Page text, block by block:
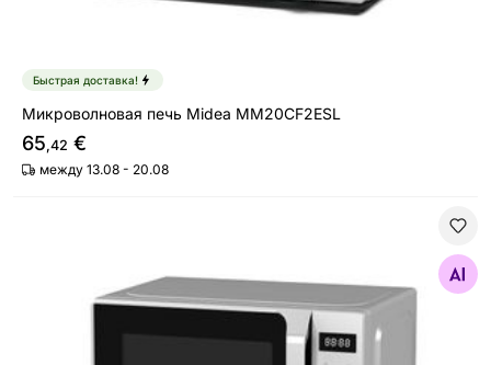
Быстрая доставка!
Микроволновая печь Midea MM20CF2ESL
65,42 €
между 13.08 - 20.08